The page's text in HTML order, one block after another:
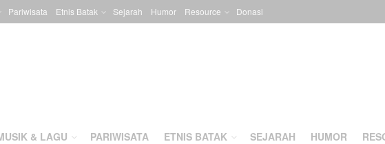
Pariwisata Etnis Batak Sejarah Humor Resource Donasi
& LAGU PARIWISATA ETNIS BATAK SEJARAH HUMOR